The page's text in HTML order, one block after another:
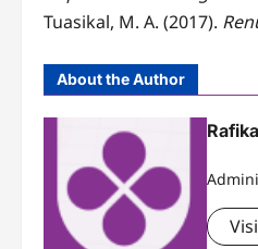
Tuasikal, M. A. (2017).
About the Author